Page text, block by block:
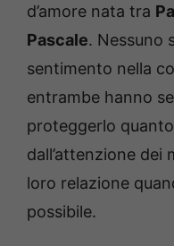
d’amore nata tra
Pascale. Nessuno
sentimento nella
entrambe hanno
proteggerlo
dall’attenzione dei
loro relazione
possibile.